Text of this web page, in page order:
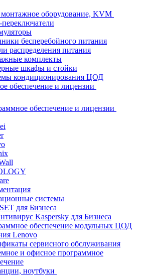
оборудование, KVM
бесперебойного питания
распределения питания
комплекты
шкафы и стойки
кондиционирования ЦОД
обеспечение и лицензии
обеспечение и лицензии
системы
для Бизнеса
Kaspersky для Бизнеса
обеспечение модульных ЦОД
Lenovo
сервисного обслуживания
и офисное программное
ноутбуки